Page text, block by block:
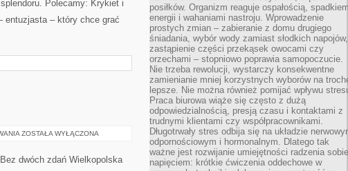
Polecamy: Krykiet i
entuzjasta – który chce grać
ODWIEDŹ
ZOSTAŁA WYŁĄCZONA
dwóch zdań Wielkopolska
posiłków. Organizm reaguje ospałością, spadkiem
energii i wahaniami nastroju. Wprowadzenie
prostych zmian – zabieranie z domu drugiego
śniadania, wybór wody zamiast słodkich napojów,
zastąpienie części przekąsek owocami czy
orzechami – stopniowo poprawia samopoczucie.
Nie trzeba rewolucji, wystarczy konsekwentne
zamienianie mniej korzystnych wyborów na
lepsze. Nie można również pomijać wpływu
Praca biurowa wiąże się często z dużą
odpowiedzialnością, presją czasu i kontaktami z
trudnymi klientami czy współpracownikami.
Długotrwały stres odbija się na układzie
odpornościowym i hormonalnym. Dlatego tak
ważne jest rozwijanie umiejętności radzenia
napięciem: krótkie ćwiczenia oddechowe w